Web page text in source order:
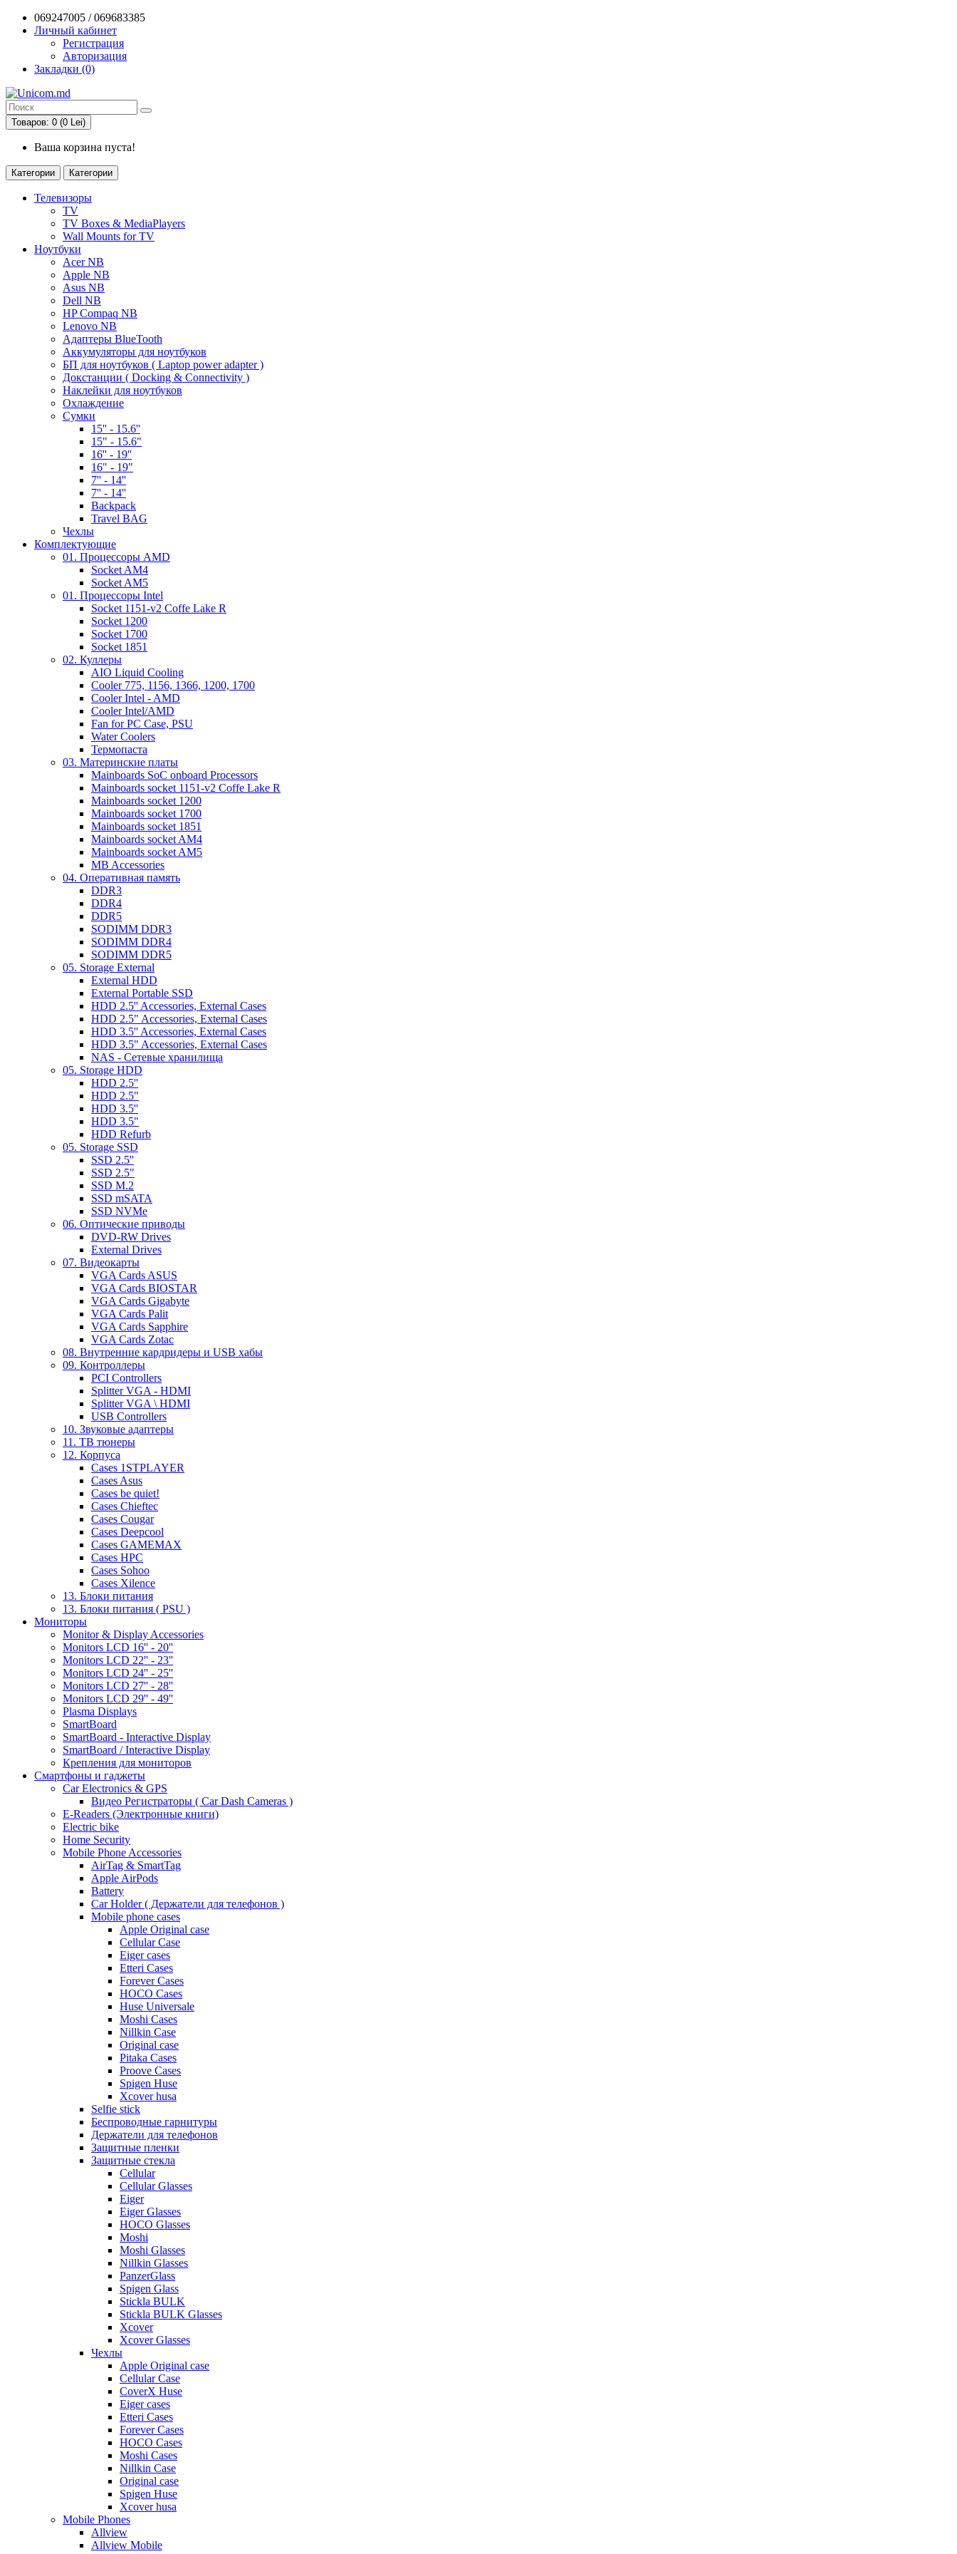
069247005 / 069683385
Личный кабинет
Регистрация
Авторизация
Закладки (0)
Товаров: 0 (0 Lei)
Ваша корзина пуста!
Категории Категории
Телевизоры
TV
TV Boxes & MediaPlayers
Wall Mounts for TV
Ноутбуки
Acer NB
Apple NB
Asus NB
Dell NB
HP Compaq NB
Lenovo NB
Адаптеры BlueTooth
Аккумуляторы для ноутбуков
БП для ноутбуков ( Laptop power adapter )
Докстанции ( Docking & Connectivity )
Наклейки для ноутбуков
Охлаждение
Сумки
15'' - 15.6''
15" - 15.6"
16'' - 19''
16" - 19"
7'' - 14''
7'' - 14''
Backpack
Travel BAG
Чехлы
Комплектующие
01. Процессоры AMD
Socket AM4
Socket AM5
01. Процессоры Intel
Socket 1151-v2 Coffe Lake R
Socket 1200
Socket 1700
Socket 1851
02. Куллеры
AIO Liquid Cooling
Cooler 775, 1156, 1366, 1200, 1700
Cooler Intel - AMD
Cooler Intel/AMD
Fan for PC Case, PSU
Water Coolers
Термопаста
03. Материнские платы
Mainboards SoC onboard Processors
Mainboards socket 1151-v2 Coffe Lake R
Mainboards socket 1200
Mainboards socket 1700
Mainboards socket 1851
Mainboards socket AM4
Mainboards socket AM5
MB Accessories
04. Оперативная память
DDR3
DDR4
DDR5
SODIMM DDR3
SODIMM DDR4
SODIMM DDR5
05. Storage External
External HDD
External Portable SSD
HDD 2.5'' Accessories, External Cases
HDD 2.5" Accessories, External Cases
HDD 3.5'' Accessories, External Cases
HDD 3.5" Accessories, External Cases
NAS - Сетевые хранилища
05. Storage HDD
HDD 2.5''
HDD 2.5"
HDD 3.5''
HDD 3.5"
HDD Refurb
05. Storage SSD
SSD 2.5''
SSD 2.5"
SSD M.2
SSD mSATA
SSD NVMe
06. Оптические приводы
DVD-RW Drives
External Drives
07. Видеокарты
VGA Cards ASUS
VGA Cards BIOSTAR
VGA Cards Gigabyte
VGA Cards Palit
VGA Cards Sapphire
VGA Cards Zotac
08. Внутренние кардридеры и USB хабы
09. Контроллеры
PCI Controllers
Splitter VGA - HDMI
Splitter VGA \ HDMI
USB Controllers
10. Звуковые адаптеры
11. ТВ тюнеры
12. Корпуса
Cases 1STPLAYER
Cases Asus
Cases be quiet!
Cases Chieftec
Cases Cougar
Cases Deepcool
Cases GAMEMAX
Cases HPC
Cases Sohoo
Cases Xilence
13. Блоки питания
13. Блоки питания ( PSU )
Мониторы
Monitor & Display Accessories
Monitors LCD 16'' - 20''
Monitors LCD 22'' - 23''
Monitors LCD 24'' - 25''
Monitors LCD 27'' - 28''
Monitors LCD 29'' - 49''
Plasma Displays
SmartBoard
SmartBoard - Interactive Display
SmartBoard / Interactive Display
Крепления для мониторов
Смартфоны и гаджеты
Car Electronics & GPS
Видео Регистраторы ( Car Dash Cameras )
E-Readers (Электронные книги)
Electric bike
Home Security
Mobile Phone Accessories
AirTag & SmartTag
Apple AirPods
Battery
Car Holder ( Держатели для телефонов )
Mobile phone cases
Apple Original case
Cellular Case
Eiger cases
Etteri Cases
Forever Cases
HOCO Cases
Huse Universale
Moshi Cases
Nillkin Case
Original case
Pitaka Cases
Proove Cases
Spigen Huse
Xcover husa
Selfie stick
Беспроводные гарнитуры
Держатели для телефонов
Защитные пленки
Защитные стекла
Cellular
Cellular Glasses
Eiger
Eiger Glasses
HOCO Glasses
Moshi
Moshi Glasses
Nillkin Glasses
PanzerGlass
Spigen Glass
Stickla BULK
Stickla BULK Glasses
Xcover
Xcover Glasses
Чехлы
Apple Original case
Cellular Case
CoverX Huse
Eiger cases
Etteri Cases
Forever Cases
HOCO Cases
Moshi Cases
Nillkin Case
Original case
Spigen Huse
Xcover husa
Mobile Phones
Allview
Allview Mobile